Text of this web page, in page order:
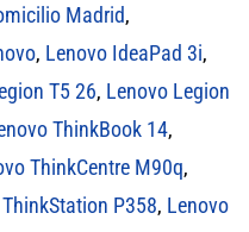
Madrid,
, Lenovo IdeaPad 3i,
T5 26, Lenovo Legion
ThinkBook 14,
ThinkCentre M90q,
P358, Lenovo